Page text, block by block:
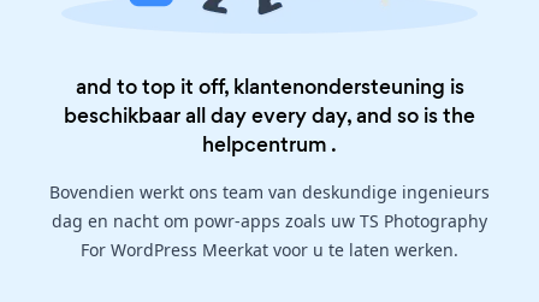
and to top it off, klantenondersteuning is
beschikbaar all day every day, and so is the
helpcentrum .
Bovendien werkt ons team van deskundige ingenieurs
dag en nacht om powr-apps zoals uw TS Photography
For WordPress Meerkat voor u te laten werken.